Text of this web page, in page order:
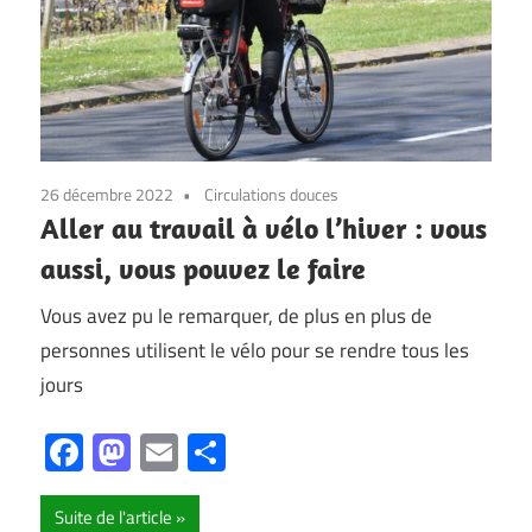
26 décembre 2022 Circulations douces
Aller au travail à vélo l’hiver : vous
aussi, vous pouvez le faire
Vous avez pu le remarquer, de plus en plus de
personnes utilisent le vélo pour se rendre tous les
jours
Facebook
Mastodon
Email
Suite de l'article